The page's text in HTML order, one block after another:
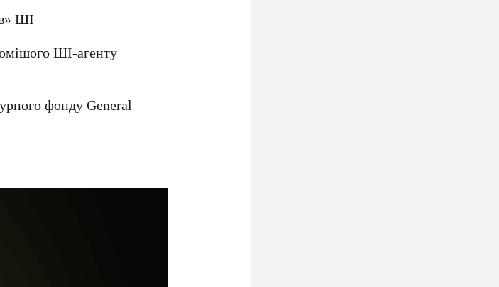
ШІ
ШІ-агенту
фондуGeneral